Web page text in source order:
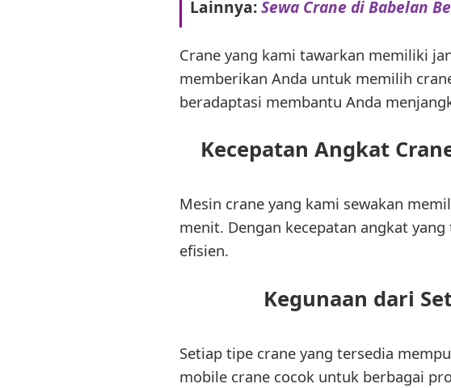
Lainnya:Sewa Crane di Babelan
Crane yang kami tawarkan memiliki
memberikan Anda untuk memilih
beradaptasi membantu Anda
Kecepatan Angkat
Mesin crane yang kami sewakan
menit. Dengan kecepatan angkat
efisien.
Kegunaan dari
Setiap tipe crane yang tersedia
mobile crane cocok untuk berbagai